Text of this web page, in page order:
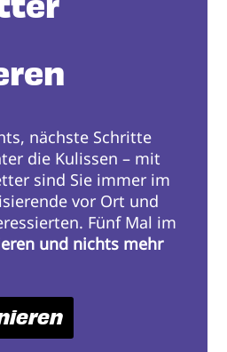
nächste Schritte
die Kulissen – mit
sind Sie immer im
vor Ort und
Fünf Mal im
und nichts mehr